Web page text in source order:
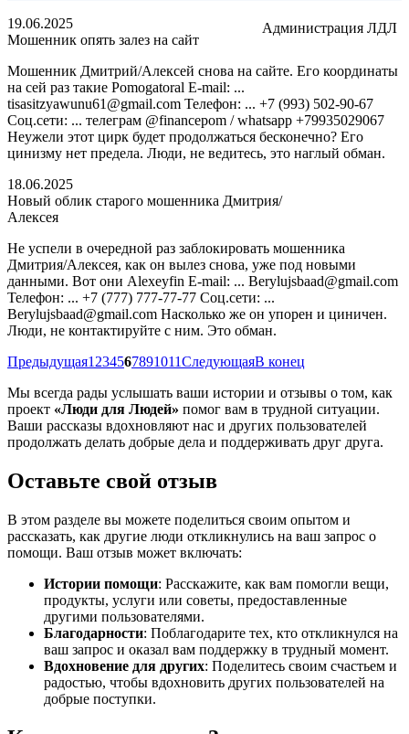
Администрация ЛДЛ
19.06.2025
Мошенник опять залез на сайт
Мошенник Дмитрий/Алексей снова на сайте. Его координаты
на сей раз такие Pomogatoral E-mail: ...
tisasitzyawunu61@gmail.com Телефон: ... +7 (993) 502-90-67
Соц.сети: ... телеграм @financepom / whatsapp +79935029067
Неужели этот цирк будет продолжаться бесконечно? Его
цинизму нет предела. Люди, не ведитесь, это наглый обман.
18.06.2025
Новый облик старого мошенника Дмитрия/
Алексея
Не успели в очередной раз заблокировать мошенника
Дмитрия/Алексея, как он вылез снова, уже под новыми
данными. Вот они Alexeyfin E-mail: ... Berylujsbaad@gmail.com
Телефон: ... +7 (777) 777-77-77 Соц.сети: ...
Berylujsbaad@gmail.com Насколько же он упорен и циничен.
Люди, не контактируйте с ним. Это обман.
Предыдущая1 234567891011СледующаяВ конец
Мы всегда рады услышать ваши истории и отзывы о том, как
проект «Люди для Людей» помог вам в трудной ситуации.
Ваши рассказы вдохновляют нас и других пользователей
продолжать делать добрые дела и поддерживать друг друга.
Оставьте свой отзыв
В этом разделе вы можете поделиться своим опытом и
рассказать, как другие люди откликнулись на ваш запрос о
помощи. Ваш отзыв может включать:
Истории помощи: Расскажите, как вам помогли вещи,
продукты, услуги или советы, предоставленные
другими пользователями.
Благодарности: Поблагодарите тех, кто откликнулся на
ваш запрос и оказал вам поддержку в трудный момент.
Вдохновение для других: Поделитесь своим счастьем и
радостью, чтобы вдохновить других пользователей на
добрые поступки.